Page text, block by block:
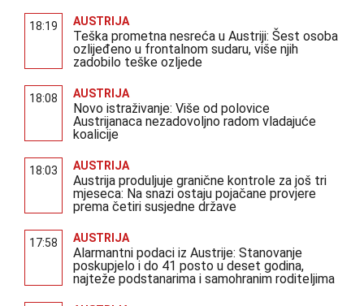
18:19 AUSTRIJA
Teška prometna nesreća u Austriji: Šest osoba
ozlijeđeno u frontalnom sudaru, više njih
zadobilo teške ozljede
18:08 AUSTRIJA
Novo istraživanje: Više od polovice
Austrijanaca nezadovoljno radom vladajuće
koalicije
18:03 AUSTRIJA
Austrija produljuje granične kontrole za još tri
mjeseca: Na snazi ostaju pojačane provjere
prema četiri susjedne države
17:58 AUSTRIJA
Alarmantni podaci iz Austrije: Stanovanje
poskupjelo i do 41 posto u deset godina,
najteže podstanarima i samohranim roditeljima